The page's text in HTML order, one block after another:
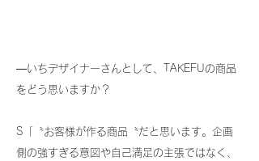
―いちデザイナーさんとして、TAKEFUの商品
をどう思いますか？
S「〝お客様が作る商品〝だと思います。企画
側の強すぎる意図や自己満足の主張ではなく、